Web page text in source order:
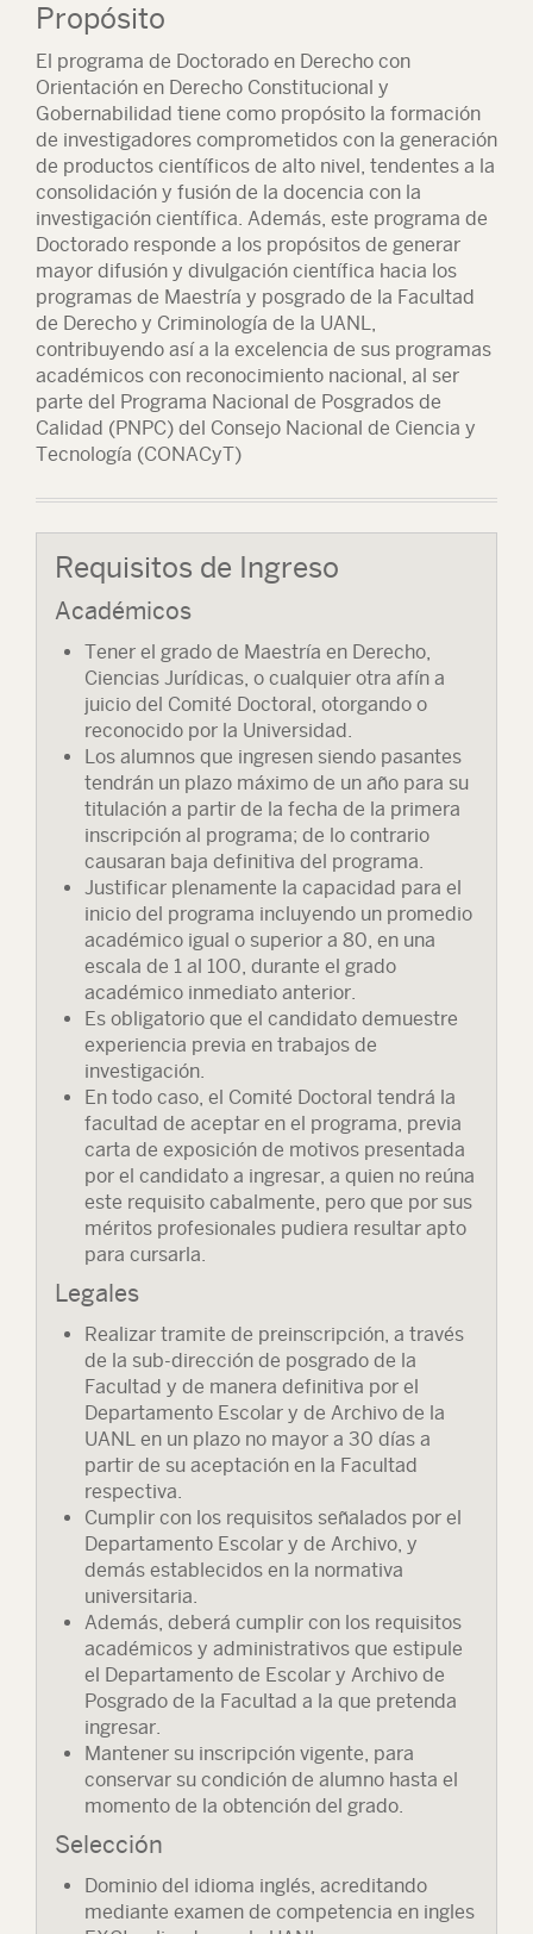
Propósito
El programa de Doctorado en Derecho con
Orientación en Derecho Constitucional y
Gobernabilidad tiene como propósito la formación
de investigadores comprometidos con la generación
de productos científicos de alto nivel, tendentes a la
consolidación y fusión de la docencia con la
investigación científica. Además, este programa de
Doctorado responde a los propósitos de generar
mayor difusión y divulgación científica hacia los
programas de Maestría y posgrado de la Facultad
de Derecho y Criminología de la UANL,
contribuyendo así a la excelencia de sus programas
académicos con reconocimiento nacional, al ser
parte del Programa Nacional de Posgrados de
Calidad (PNPC) del Consejo Nacional de Ciencia y
Tecnología (CONACyT)
Requisitos de Ingreso
Académicos
Tener el grado de Maestría en Derecho,
Ciencias Jurídicas, o cualquier otra afín a
juicio del Comité Doctoral, otorgando o
reconocido por la Universidad.
Los alumnos que ingresen siendo pasantes
tendrán un plazo máximo de un año para su
titulación a partir de la fecha de la primera
inscripción al programa; de lo contrario
causaran baja definitiva del programa.
Justificar plenamente la capacidad para el
inicio del programa incluyendo un promedio
académico igual o superior a 80, en una
escala de 1 al 100, durante el grado
académico inmediato anterior.
Es obligatorio que el candidato demuestre
experiencia previa en trabajos de
investigación.
En todo caso, el Comité Doctoral tendrá la
facultad de aceptar en el programa, previa
carta de exposición de motivos presentada
por el candidato a ingresar, a quien no reúna
este requisito cabalmente, pero que por sus
méritos profesionales pudiera resultar apto
para cursarla.
Legales
Realizar tramite de preinscripción, a través
de la sub-dirección de posgrado de la
Facultad y de manera definitiva por el
Departamento Escolar y de Archivo de la
UANL en un plazo no mayor a 30 días a
partir de su aceptación en la Facultad
respectiva.
Cumplir con los requisitos señalados por el
Departamento Escolar y de Archivo, y
demás establecidos en la normativa
universitaria.
Además, deberá cumplir con los requisitos
académicos y administrativos que estipule
el Departamento de Escolar y Archivo de
Posgrado de la Facultad a la que pretenda
ingresar.
Mantener su inscripción vigente, para
conservar su condición de alumno hasta el
momento de la obtención del grado.
Selección
Dominio del idioma inglés, acreditando
mediante examen de competencia en ingles